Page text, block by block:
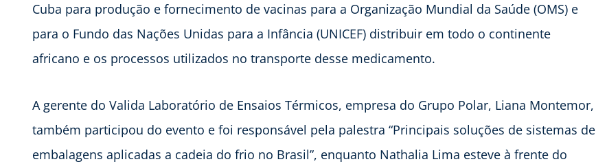
Cuba para produção e fornecimento de vacinas para a Organização Mundial da Saúde (OMS) e
para o Fundo das Nações Unidas para a Infância (UNICEF) distribuir em todo o continente
africano e os processos utilizados no transporte desse medicamento.
A gerente do Valida Laboratório de Ensaios Térmicos, empresa do Grupo Polar, Liana Montemor,
também participou do evento e foi responsável pela palestra “Principais soluções de sistemas de
embalagens aplicadas a cadeia do frio no Brasil”, enquanto Nathalia Lima esteve à frente do